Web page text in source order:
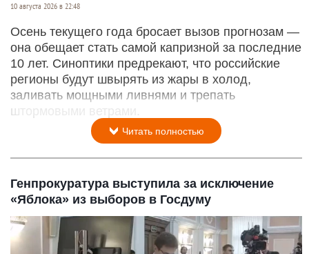
10 августа 2026 в 22:48
Осень текущего года бросает вызов прогнозам —
она обещает стать самой капризной за последние
10 лет. Синоптики предрекают, что российские
регионы будут швырять из жары в холод,
заливать мощными ливнями и трепать
штормовыми ветрами.
Читать полностью
Генпрокуратура выступила за исключение
«Яблока» из выборов в Госдуму